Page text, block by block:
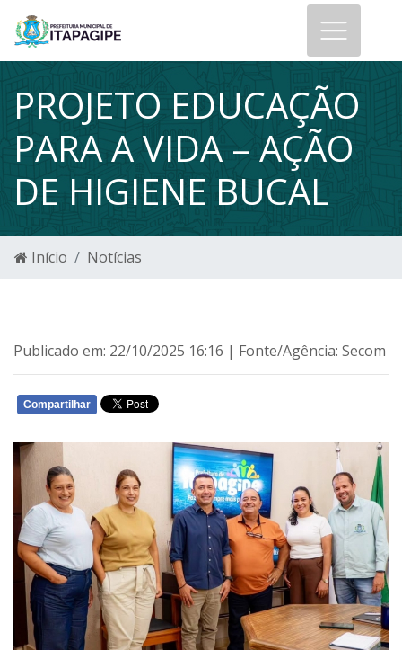
PROJETO EDUCAÇÃO
PARA A VIDA – AÇÃO
DE HIGIENE BUCAL
Início Notícias
Publicado em: 22/10/2025 16:16 | Fonte/Agência: Secom
Compartilhar